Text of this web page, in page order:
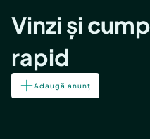
Vinzi și
rapid
Adaugă anunț